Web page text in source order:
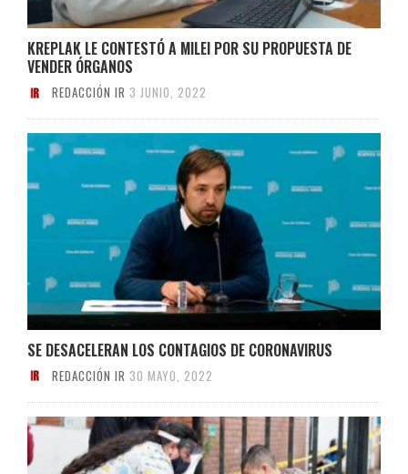
KREPLAK LE CONTESTÓ A MILEI POR SU PROPUESTA DE
VENDER ÓRGANOS
REDACCIÓN IR 3 JUNIO, 2022
SE DESACELERAN LOS CONTAGIOS DE CORONAVIRUS
REDACCIÓN IR 30 MAYO, 2022